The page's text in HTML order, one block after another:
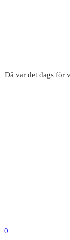
Då var det dags för
0